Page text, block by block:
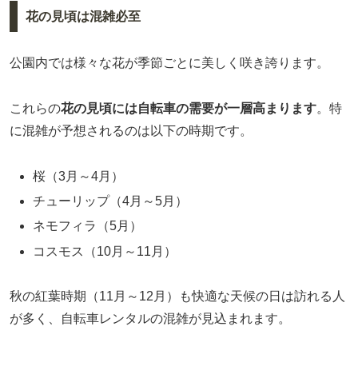
花の見頃は混雑必至
公園内では様々な花が季節ごとに美しく咲き誇ります。
これらの花の見頃には自転車の需要が一層高まります。特
に混雑が予想されるのは以下の時期です。
桜（3月～4月）
チューリップ（4月～5月）
ネモフィラ（5月）
コスモス（10月～11月）
秋の紅葉時期（11月～12月）も快適な天候の日は訪れる人
が多く、自転車レンタルの混雑が見込まれます。